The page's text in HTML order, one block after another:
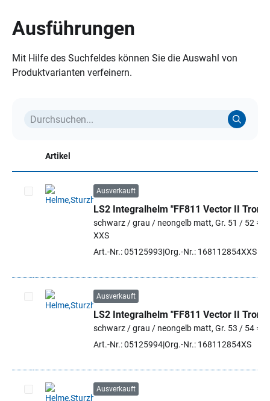
Ausführungen
Mit Hilfe des Suchfeldes können Sie die Auswahl von
Produktvarianten verfeinern.
Artikel
Artikel auswählen
Ausverkauft
LS2 Integralhelm "FF811 Vector II Tron"
schwarz / grau / neongelb matt, Gr. 51 / 52 =
XXS
Art.-Nr.: 05125993 Org.-Nr.: 168112854XXS
Artikel auswählen
Ausverkauft
LS2 Integralhelm "FF811 Vector II Tron"
schwarz / grau / neongelb matt, Gr. 53 / 54 =
Art.-Nr.: 05125994Org.-Nr.: 168112854XS
Ausverkauft